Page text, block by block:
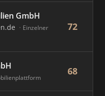
GmbH
Einzelner
72
68